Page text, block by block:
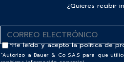
¿Quieres recibir
*He leído y acepto lapolítica de
“Autorizo a Bauer & Co S.A.S para que